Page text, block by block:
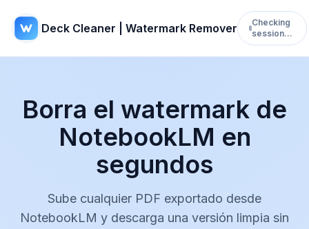
Deck Cleaner | Watermark Remover
Checking
session…
Borra el watermark de
NotebookLM en
segundos
Sube cualquier PDF exportado desde
NotebookLM y descarga una versión limpia sin